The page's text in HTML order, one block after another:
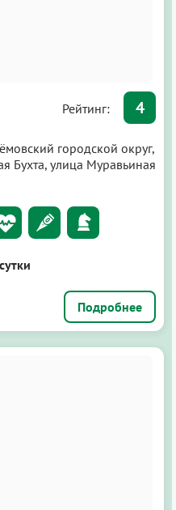
Рейтинг: 4
городской округ,
Бухта, улица Муравьиная
Подробнее